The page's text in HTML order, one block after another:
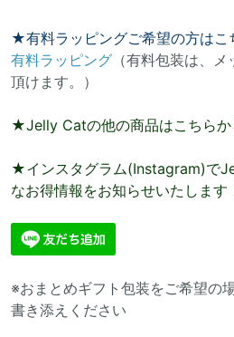
★有料ラッピングご希望の方はこ
有料ラッピング （有料包装は、
頂けます。）
★Jelly Catの他の商品はこちらか
★インスタグラム(Instagram)で
なお得情報をお知らせいたします
※おまとめギフト包装をご希望の
書き添えください